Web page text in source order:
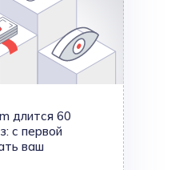
длится 60
с первой
ваш